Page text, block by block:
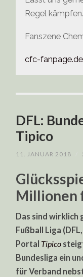
Regel kämpfen.
Fanszene
cfc-fanpage.de
DFL:
Tipico
11. JANUAR 2018
Millionen
Das sind wirklich
Fußball Liga
Portal Tipico
Bundesliga ein
für Verband